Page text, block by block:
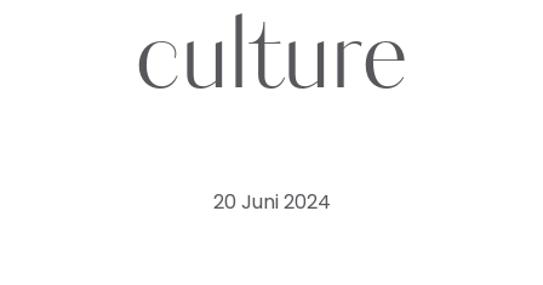
culture
20 Juni 2024